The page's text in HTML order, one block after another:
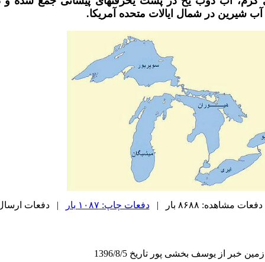
آب شیرین در شمال ایالات متحده آمریکا.
دفعات مشاهده: ۸۶۸۸ بار | دفعات چاپ: ۱۰۸۷ بار | دفعات ارسال به
خبر از یوسف بخشی پور تاریخ 1396/8/5